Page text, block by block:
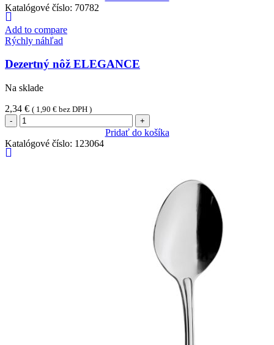
lyžice
ELEGANCE
Katalógové číslo: 70782
Add to compare
Rýchly náhľad
Dezertný nôž ELEGANCE
Na sklade
2,34 € ( 1,90 € bez DPH )
množstvo
Dezertný
nôž
ELEGANCE
Pridať do košíka
Katalógové číslo: 123064